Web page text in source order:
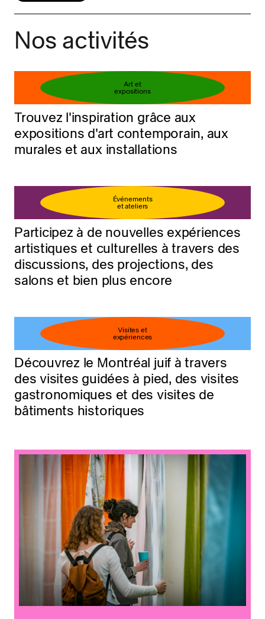
Réservez votre billet
En savoir plus
Nos activités
Art et
expositions
Trouvez l'inspiration grâce aux
expositions d'art contemporain, aux
murales et aux installations
Événements
et ateliers
Participez à de nouvelles expériences
artistiques et culturelles à travers des
discussions, des projections, des
salons et bien plus encore
Visites et
expériences
Découvrez le Montréal juif à travers
des visites guidées à pied, des visites
gastronomiques et des visites de
bâtiments historiques